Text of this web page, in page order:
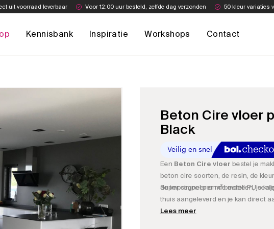
uit voorraad leverbaar Voor 12:00 uur besteld, zelfde dag verzonden 50 kleur variaties
Kennisbank Inspiratie Workshops Contact
Beton Cire vloer
Black
Een Beton Cire vloer bestel je
beton cire soorten, de resin, de
de impregneer en de matte PU
Super simpel per m² bestellen, je
thuis aangeleverd en je kan direct
Lees meer